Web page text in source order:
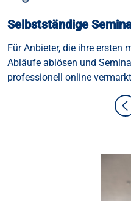
Selbstständige
Für Anbieter, die ihre ersten
Abläufe ablösen und
professionell online